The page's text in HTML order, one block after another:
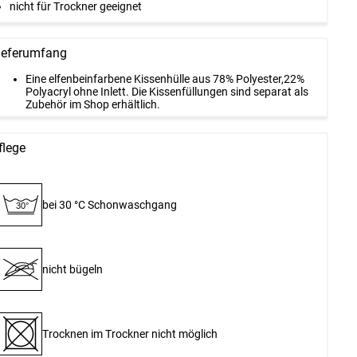
nicht für Trockner geeignet
Eine elfenbeinfarbene Kissenhülle aus 78% Polyester,22%
Polyacryl ohne Inlett. Die Kissenfüllungen sind separat als
Zubehör im Shop erhältlich.
30° bei 30 °C Schon­waschgang
nicht bügeln
Trocknen im Trockner nicht möglich